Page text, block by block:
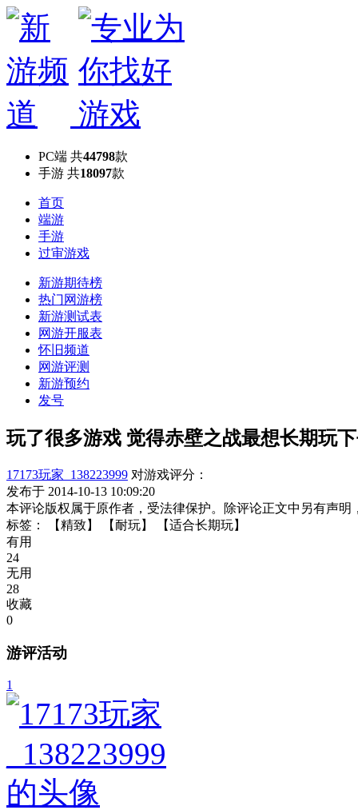
PC端 共44798款
手游 共18097款
首页
端游
手游
过审游戏
新游期待榜
热门网游榜
新游测试表
网游开服表
怀旧频道
网游评测
新游预约
发号
玩了很多游戏 觉得赤壁之战最想长期玩
17173玩家_138223999 对游戏评分：
发布于 2014-10-13 10:09:20
本评论版权属于原作者，受法律保护。除评论正文中另有声
标签：
【精致】 【耐玩】
【适合长期玩】
有用
24
无用
28
收藏
0
游评活动
1